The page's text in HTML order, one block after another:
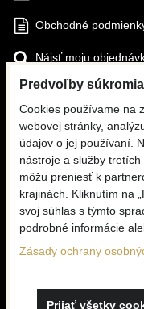
Obchodné
Nájsť moju
SLEDUJTE NÁS
Facebook
Instagram
KONTAKTY
☎+420 776 806 676
Predvoľby súkromia
Cookies používame na
webovej stránky,
údajov o jej používaní.
nástroje a služby
môžu preniesť k
krajinách. Kliknutím na
svoj súhlas s týmto
podrobné informácie
Zásady ochrany
Prijať všetky